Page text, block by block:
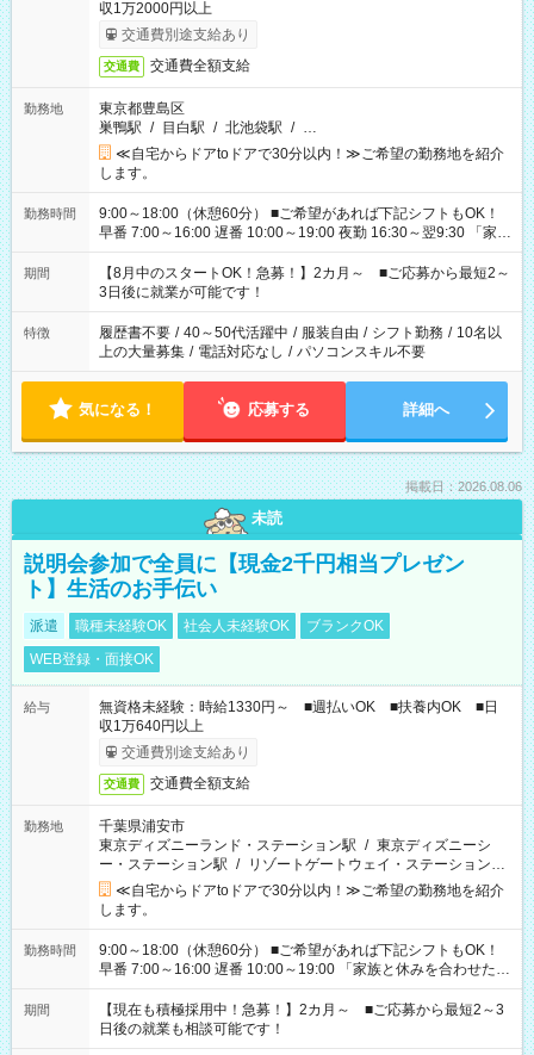
収1万2000円以上
交通費別途支給あり
交通費 交通費全額支給
勤務地
東京都豊島区
巣鴨駅 / 目白駅 / 北池袋駅 / …
≪自宅からドアtoドアで30分以内！≫ご希望の勤務地を紹介
します。
勤務時間
9:00～18:00（休憩60分） ■ご希望があれば下記シフトもOK！
早番 7:00～16:00 遅番 10:00～19:00 夜勤 16:30～翌9:30 「家族
と休みを合わせたい」 「余裕を持って夕飯の準備がしたい」
「できれば残業はしたくない」 など、ご希望を教えてください
ね。 ※Wワーク希望の方へ 今ご覧のお仕事で希望する勤務時間
と、もう1つのお仕事の勤務時間。 合計で週40時間を超える場
合は応募できません。
期間
【8月中のスタートOK！急募！】2カ月～ ■ご応募から最短2～
3日後に就業が可能です！
特徴 履歴書不要 / 40～50代活躍中 / 服装自由 / シフト勤務 / 10名以
上の大量募集 / 電話対応なし / パソコンスキル不要
気になる！ 応募する 詳細へ
掲載日：2026.08.06
未読
説明会参加で全員に【現金2千円相当プレゼン
ト】生活のお手伝い
派遣 職種未経験OK 社会人未経験OK
ブランクOK
WEB登録・面接OK
給与
無資格未経験：時給1330円～ ■週払いOK ■扶養内OK ■日
収1万640円以上
交通費別途支給あり
交通費 交通費全額支給
勤務地
千葉県浦安市
東京ディズニーランド・ステーション駅 / 東京ディズニーシ
ー・ステーション駅 / リゾートゲートウェイ・ステーション駅
/
…
≪自宅からドアtoドアで30分以内！≫ご希望の勤務地を紹介
します。
勤務時間
9:00～18:00（休憩60分） ■ご希望があれば下記シフトもOK！
早番 7:00～16:00 遅番 10:00～19:00 「家族と休みを合わせた
い」 「余裕を持って夕飯の準備がしたい」 「できれば残業はし
たくない」 など、ご希望を教えてくださいね。 ※Wワーク希望
の方へ 今ご覧のお仕事で希望する勤務時間と、もう1つのお仕事
の勤務時間。 合計で週40時間を超える場合は応募できません。
期間
【現在も積極採用中！急募！】2カ月～ ■ご応募から最短2～3
日後の就業も相談可能です！